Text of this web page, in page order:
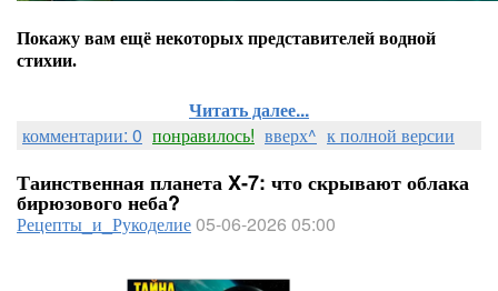
Покажу вам ещё некоторых представителей водной
стихии.
Читать далее...
комментарии: 0 понравилось! вверх^ к полной версии
Таинственная планета X‑7: что скрывают облака
бирюзового неба?
Рецепты_и_Рукоделие05-06-2026 05:00